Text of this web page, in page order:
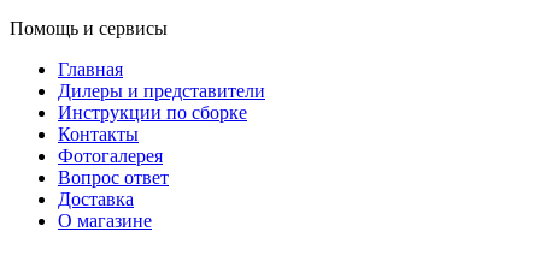
Помощь и сервисы
Главная
Дилеры и представители
Инструкции по сборке
Контакты
Фотогалерея
Вопрос ответ
Доставка
О магазине